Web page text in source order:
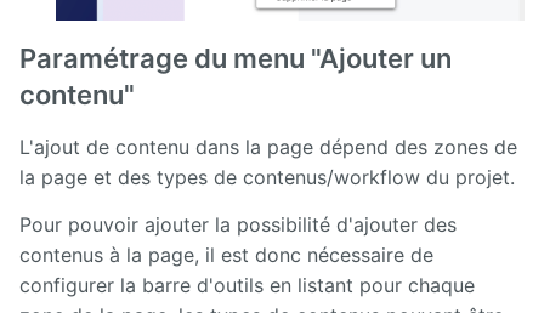
Paramétrage du menu "Ajouter un
contenu"
L'ajout de contenu dans la page dépend des zones de
la page et des types de contenus/workflow du projet.
Pour pouvoir ajouter la possibilité d'ajouter des
contenus à la page, il est donc nécessaire de
configurer la barre d'outils en listant pour chaque